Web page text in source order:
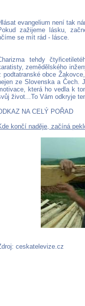
evangelium není tak
zažijeme lásku,
se mít rád - lásce.
tehdy
zemědělského
podtatranské obce
ze Slovenska a Čech.
která ho vedla k
život...To Vám odkryje
NA CELÝ POŘAD
končí naděje, začíná
ceskatelevize.cz